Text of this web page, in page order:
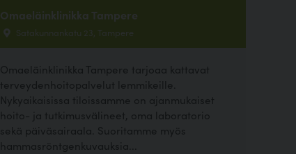
Omaeläinklinikka Tampere
Satakunnankatu 23, Tampere
Omaeläinklinikka Tampere tarjoaa kattavat
terveydenhoitopalvelut lemmikeille.
Nykyaikaisissa tiloissamme on ajanmukaiset
hoito- ja tutkimusvälineet, oma laboratorio
sekä päiväsairaala. Suoritamme myös
hammasröntgenkuvauksia...